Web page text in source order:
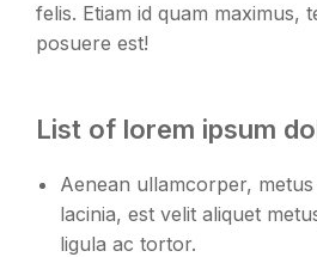
felis. Etiam id quam maximus,
posuere est!
List of lorem ipsum
Aenean ullamcorper,
lacinia, est velit aliquet
ligula ac tortor.